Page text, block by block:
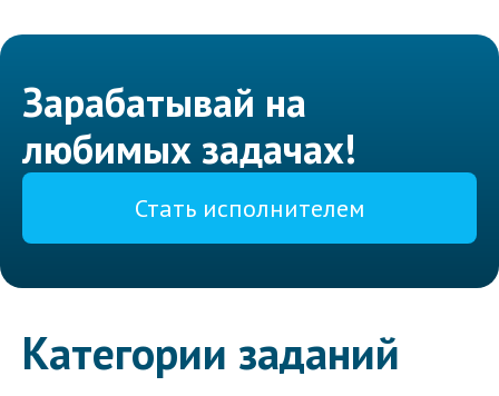
Зарабатывай на
любимых задачах!
Стать исполнителем
Категории заданий